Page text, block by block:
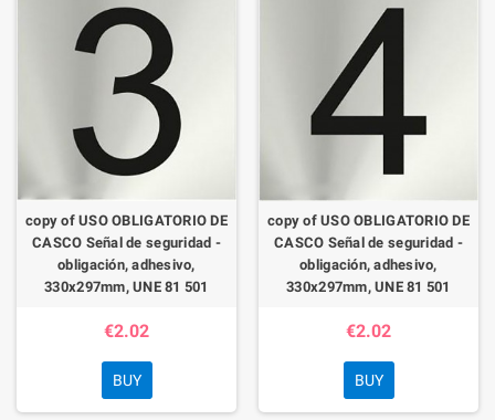
copy of USO OBLIGATORIO DE
CASCO Señal de seguridad -
obligación, adhesivo,
330x297mm, UNE 81 501
€2.02
BUY
copy of USO OBLIGATORIO DE
CASCO Señal de seguridad -
obligación, adhesivo,
330x297mm, UNE 81 501
€2.02
BUY